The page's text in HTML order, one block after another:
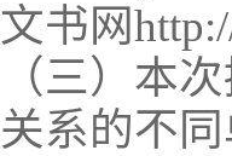
文书网
（三）本
关系的不